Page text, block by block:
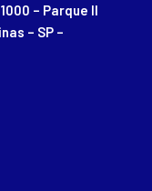
– Parque II
– SP –